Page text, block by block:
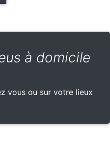
à domicile
vous ou sur votre lieux